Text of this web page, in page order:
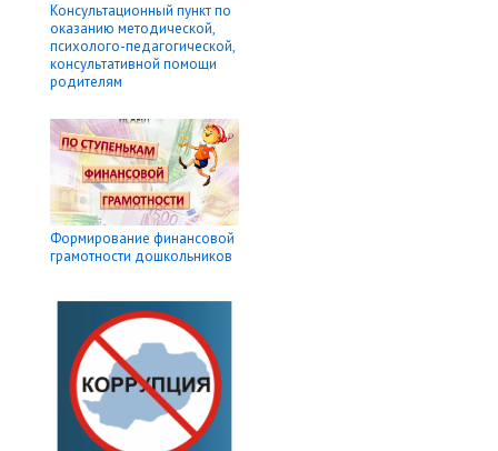
Консультационный пункт по
оказанию методической,
психолого-педагогической,
консультативной помощи
родителям
Формирование финансовой
грамотности дошкольников